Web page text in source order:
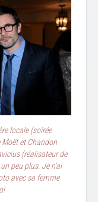
locale (soirée
et Chandon
(réalisateur de
peu plus. Je n'ai
avec sa femme